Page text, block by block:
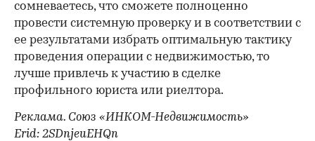
сомневаетесь, что сможете полноценно
провести системную проверку и в соответствии с
ее результатами избрать оптимальную тактику
проведения операции с недвижимостью, то
лучше привлечь к участию в сделке
профильного юриста или риелтора.
Реклама. Союз «ИНКОМ-Недвижимость»
Erid: 2SDnjeuEHQn